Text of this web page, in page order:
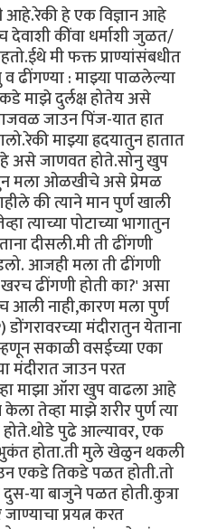
आहे.रेकी हे एक विज्ञान आहे
देवाशी कींवा धर्माशी जुळत/
मी फक्त प्राण्यांसंबधीत
: माझ्या पाळलेल्या
माझे दुर्लक्ष होतेय असे
जाउन पिंज-यात हात
माझ्या ह्रदयातुन हातात
असे जाणवत होते.सोनु खुप
मला ओळखीचे असे प्रेमळ
की त्याने मान पुर्ण खाली
त्याच्या पोटाच्या भागातुन
दीसली.मी ती ढींगणी
आजही मला ती ढींगणी
ढींगणी होती का?' असा
आली नाही,कारण मला पुर्ण
मंदीरातुन येताना
सकाळी वसईच्या एका
मंदीरात जाउन परत
माझा ऑरा खुप वाढला आहे
तेव्हा माझे शरीर पुर्ण त्या
पुढे आल्यावर, एक
भुकंत होता.ती मुले खेळुन थकली
एकडे तिकडे पळत होती.तो
या बाजुने पळत होती.कुत्रा
प्रयत्न करत